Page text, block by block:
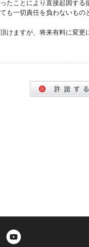
たことにより直接起因す
も一切責任を負わないもの
けますが、将来有料に変
Twitter